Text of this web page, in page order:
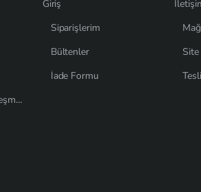
Mesafeli Satış Sözleşmesi
Giriş
Siparişlerim
Bültenler
İade Formu
Site